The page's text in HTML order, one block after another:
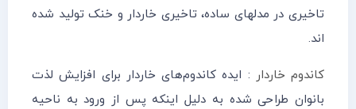
تاخیری در مدلهای ساده، تاخیری خاردار و خنک تولید شده
اند.
کاندوم خاردار : ایده کاندوم‌های خاردار برای افزایش لذت
بانوان طراحی شده به دلیل اینکه پس از ورود به ناحیه